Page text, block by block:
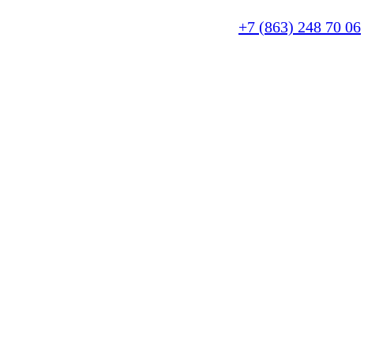
+7 (863) 248 70 06